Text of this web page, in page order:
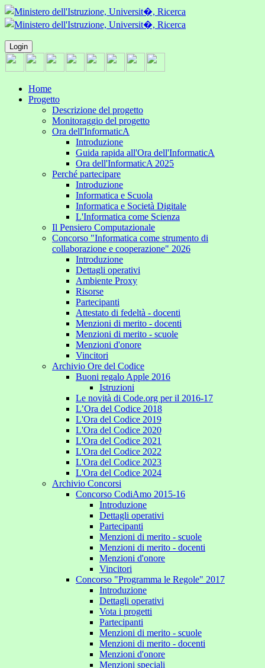
Login
Home
Progetto
Descrizione del progetto
Monitoraggio del progetto
Ora dell'InformaticA
Introduzione
Guida rapida all'Ora dell'InformaticA
Ora dell'InformaticA 2025
Perché partecipare
Introduzione
Informatica e Scuola
Informatica e Società Digitale
L'Informatica come Scienza
Il Pensiero Computazionale
Concorso "Informatica come strumento di
collaborazione e cooperazione" 2026
Introduzione
Dettagli operativi
Ambiente Proxy
Risorse
Partecipanti
Attestato di fedeltà - docenti
Menzioni di merito - docenti
Menzioni di merito - scuole
Menzioni d'onore
Vincitori
Archivio Ore del Codice
Buoni regalo Apple 2016
Istruzioni
Le novità di Code.org per il 2016-17
L’Ora del Codice 2018
L'Ora del Codice 2019
L'Ora del Codice 2020
L'Ora del Codice 2021
L'Ora del Codice 2022
L'Ora del Codice 2023
L'Ora del Codice 2024
Archivio Concorsi
Concorso CodiAmo 2015-16
Introduzione
Dettagli operativi
Partecipanti
Menzioni di merito - scuole
Menzioni di merito - docenti
Menzioni d'onore
Vincitori
Concorso "Programma le Regole" 2017
Introduzione
Dettagli operativi
Vota i progetti
Partecipanti
Menzioni di merito - scuole
Menzioni di merito - docenti
Menzioni d'onore
Menzioni speciali